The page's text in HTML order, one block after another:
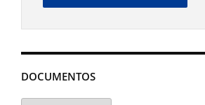
DOCUMENTOS